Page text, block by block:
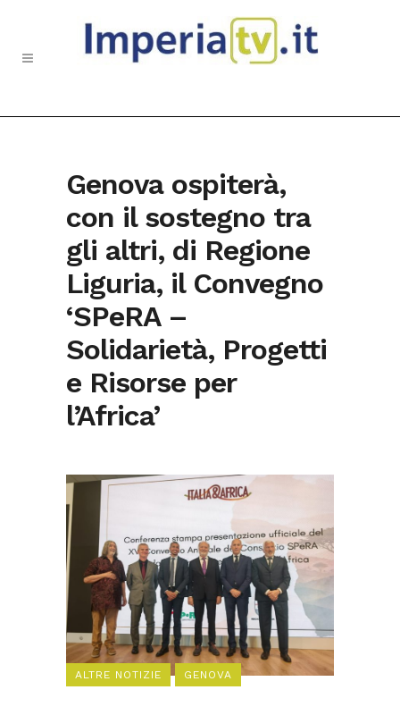
Genova ospiterà,
con il sostegno tra
gli altri, di Regione
Liguria, il Convegno
‘SPeRA –
Solidarietà, Progetti
e Risorse per
l’Africa’
ALTRE NOTIZIE GENOVA